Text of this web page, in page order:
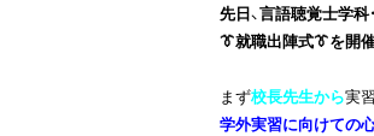
先日、言語聴覚士学
👔就職出陣式👔を開
まず校長先生から
学外実習に向けての